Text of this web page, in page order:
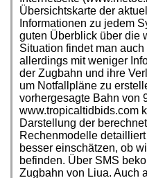
Übersichtskarte der
Informationen zu jedem
guten Überblick über die
Situation findet man
allerdings mit weniger
der Zugbahn und ihre
um Notfallpläne zu
vorhergesagte Bahn von
www.tropicaltidbids.com
Darstellung der
Rechenmodelle
besser einschätzen, ob
befinden. Über SMS
Zugbahn von Liua. Auch